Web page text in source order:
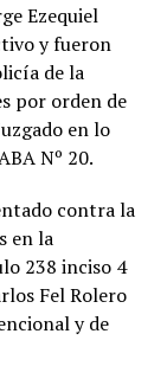
Ezequiel
y fueron
de la
por orden de
en lo
Nº 20.
contra la
en la
238 inciso 4
Fel Rolero
y de